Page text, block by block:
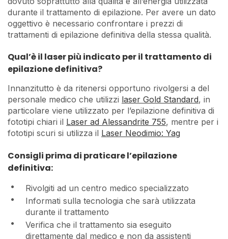
durante il trattamento di epilazione. Per avere un dato
oggettivo è necessario confrontare i prezzi di
trattamenti di epilazione definitiva della stessa qualità.
Qual’è il laser più indicato per il trattamento di
epilazione definitiva?
Innanzitutto è da ritenersi opportuno rivolgersi a del
personale medico che utilizzi laser Gold Standard, in
particolare viene utilizzato per l’epilazione definitiva di
fototipi chiari il Laser ad Alessandrite 755, mentre per i
fototipi scuri si utilizza il Laser Neodimio: Yag
Consigli prima di praticare l’epilazione
definitiva:
Rivolgiti ad un centro medico specializzato
Informati sulla tecnologia che sarà utilizzata
durante il trattamento
Verifica che il trattamento sia eseguito
direttamente dal medico e non da assistenti